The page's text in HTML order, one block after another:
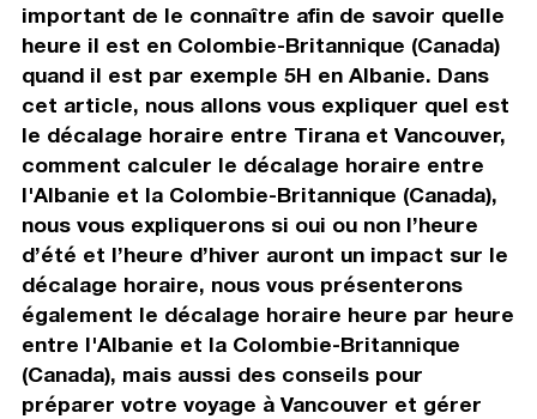
important de le connaître afin de savoir quelle
heure il est en Colombie-Britannique (Canada)
quand il est par exemple 5H en Albanie. Dans
cet article, nous allons vous expliquer quel est
le décalage horaire entre Tirana et Vancouver,
comment calculer le décalage horaire entre
l'Albanie et la Colombie-Britannique (Canada),
nous vous expliquerons si oui ou non l’heure
d’été et l’heure d’hiver auront un impact sur le
décalage horaire, nous vous présenterons
également le décalage horaire heure par heure
entre l'Albanie et la Colombie-Britannique
(Canada), mais aussi des conseils pour
préparer votre voyage à Vancouver et gérer